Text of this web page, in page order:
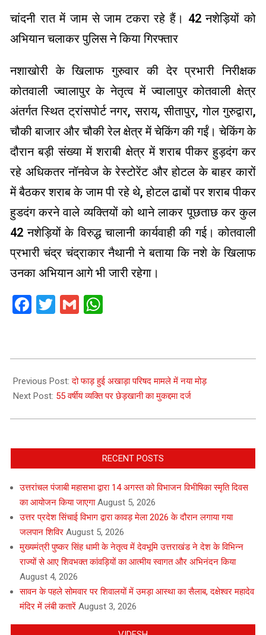
चांदनी रात में जाम से जाम टकरा रहे हैं। 42 नशेड़ियों को
अभियान चलाकर पुलिस ने किया गिरफ्तार
नशाखोरी के खिलाफ गुरुवार की देर प्रभारी निरीक्षक
कोतवाली ज्वालापुर के नेतृत्व में ज्वालापुर कोतवाली क्षेत्र
अंतर्गत स्थित ट्रांसपोर्ट नगर, सराय, सीतापुर, गोल गुरुद्वारा,
चौकी बाजार और चौकी रेल क्षेत्र में चेकिंग की गईं। चेकिंग के
दौरान बड़ी संख्या में शराबी क्षेत्र में शराब पीकर हुड़दंग कर
रहे अधिकतर नॉनवेज के रेस्टोरेंट और होटल के बाहर कारों
में बैठकर शराब के जाम पी रहे थे, होटल ढाबों पर शराब पीकर
हुडदंग करने वाले व्यक्तियों को थाने लाकर पूछताछ कर कुल
42 नशेड़ियों के विरुद्ध चालानी कार्यवाही की गई। कोतवाली
प्रभारी चंद्र चंद्राकार नैथानी ने बताया कि नशे के खिलाफ
उनका अभियान आगे भी जारी रहेगा।
Facebook
Twitter
Gmail
10-
22
Previous Post:दो फाड़ हुई अखाड़ा परिषद मामले में नया मोड़
Next Post: 55 वर्षीय व्यक्ति पर छेड़खानी का मुकद्दमा दर्ज
RECENT POSTS
उत्तरांचल पंजाबी महासभा द्वारा 14 अगस्त को विभाजन विभीषिका स्मृति दिवस
का आयोजन किया जाएगा August 5, 2026
उत्तर प्रदेश सिंचाई विभाग द्वारा कावड़ मेला 2026 के दौरान लगाया गया
जलपान शिविर August 5, 2026
मुख्यमंत्री पुष्कर सिंह धामी के नेतृत्व में देवभूमि उत्तराखंड ने देश के विभिन्न
राज्यों से आए शिवभक्त कांवड़ियों का आत्मीय स्वागत और अभिनंदन किया
August 4, 2026
सावन के पहले सोमवार पर शिवालयों में उमड़ा आस्था का सैलाब, दक्षेश्वर महादेव
मंदिर में लंबी कतारें August 3, 2026